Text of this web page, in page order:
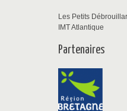
Les Petits
IMT Atlantique
Partenaires